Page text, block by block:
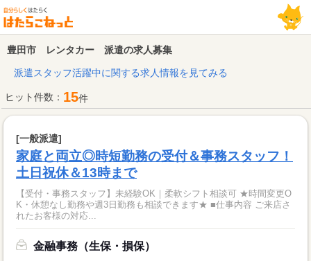
豊田市 レンタカー 派遣の求人募集
派遣スタッフ活躍中に関する求人情報を見てみる
ヒット件数： 15件
[一般派遣]
家庭と両立◎時短勤務の受付＆事務スタッフ！
土日祝休＆13時まで
【受付・事務スタッフ】未経験OK｜柔軟シフト相談可 ★時間変更O
K・休憩なし勤務や週3日勤務も相談できます★ ■仕事内容 ご来店さ
れたお客様の対応...
金融事務（生保・損保）